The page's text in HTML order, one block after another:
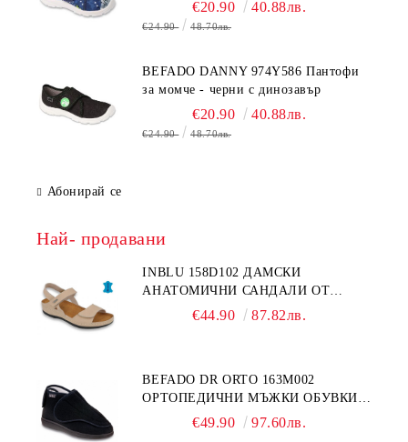
€20.90 40.88лв.
€24.90 48.70лв.
BEFADO DANNY 974Y586 Пантофи
за момче - черни с динозавър
€20.90 40.88лв.
€24.90 48.70лв.
Абонирай се
Най- продавани
INBLU 158D102 ДАМСКИ
АНАТОМИЧНИ САНДАЛИ ОТ
ЕСТЕСТВЕНА КОЖА, БЕЖОВИ
€44.90 87.82лв.
BEFADO DR ORTO 163M002
ОРТОПЕДИЧНИ МЪЖКИ ОБУВКИ
ЗА ГИПСИРАН ИЛИ СВРЪХ
€49.90 97.60лв.